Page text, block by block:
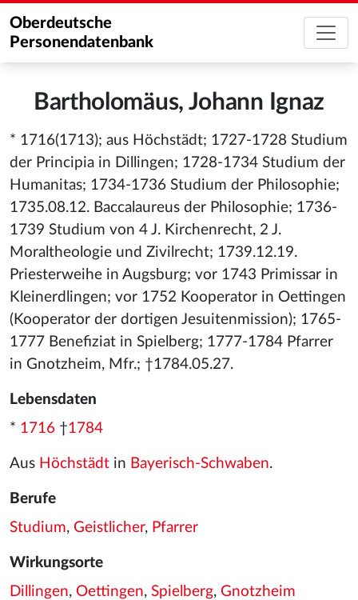
Oberdeutsche
Personendatenbank
Bartholomäus, Johann Ignaz
* 1716(1713); aus Höchstädt; 1727-1728 Studium
der Principia in Dillingen; 1728-1734 Studium der
Humanitas; 1734-1736 Studium der Philosophie;
1735.08.12. Baccalaureus der Philosophie; 1736-
1739 Studium von 4 J. Kirchenrecht, 2 J.
Moraltheologie und Zivilrecht; 1739.12.19.
Priesterweihe in Augsburg; vor 1743 Primissar in
Kleinerdlingen; vor 1752 Kooperator in Oettingen
(Kooperator der dortigen Jesuitenmission); 1765-
1777 Benefiziat in Spielberg; 1777-1784 Pfarrer
in Gnotzheim, Mfr.; †1784.05.27.
Lebensdaten
* 1716 †1784
Aus Höchstädt in Bayerisch-Schwaben.
Berufe
Studium, Geistlicher, Pfarrer
Wirkungsorte
Dillingen, Oettingen, Spielberg, Gnotzheim